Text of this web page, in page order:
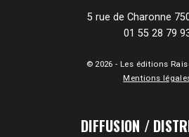
5 rue de Charonne
01 55 28 79
© 2026 - Les éditions
Mentions
DIFFUSION /